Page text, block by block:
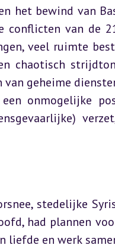
het bewind van
conflicten van de
veel ruimte
chaotisch
geheime
een onmogelijke
stedelijke
had plannen
liefde en werk